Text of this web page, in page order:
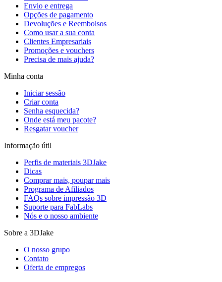
Envio e entrega
Opções de pagamento
Devoluções e Reembolsos
Como usar a sua conta
Clientes Empresariais
Promoções e vouchers
Precisa de mais ajuda?
Minha conta
Iniciar sessão
Criar conta
Senha esquecida?
Onde está meu pacote?
Resgatar voucher
Informação útil
Perfis de materiais 3DJake
Dicas
Comprar mais, poupar mais
Programa de Afiliados
FAQs sobre impressão 3D
Suporte para FabLabs
Nós e o nosso ambiente
Sobre a 3DJake
O nosso grupo
Contato
Oferta de empregos